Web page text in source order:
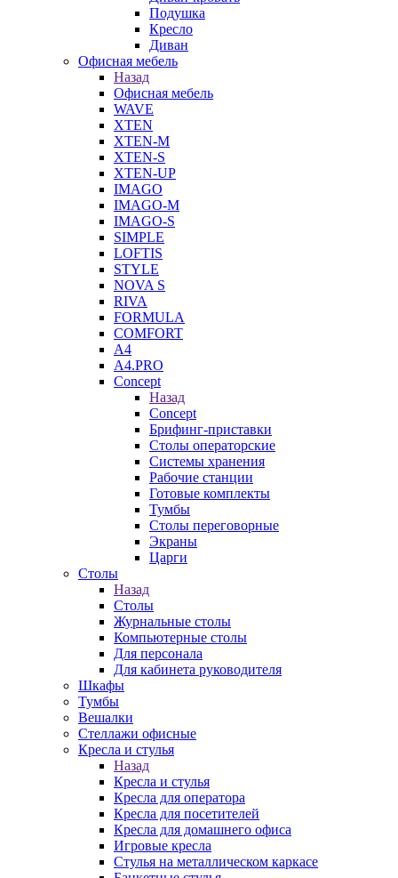
Подушка
Кресло
Диван
Офисная мебель
Назад
Офисная мебель
WAVE
XTEN
XTEN-M
XTEN-S
XTEN-UP
IMAGO
IMAGO-M
IMAGO-S
SIMPLE
LOFTIS
STYLE
NOVA S
RIVA
FORMULA
COMFORT
A4
A4.PRO
Concept
Назад
Concept
Брифинг-приставки
Столы операторские
Системы хранения
Рабочие станции
Готовые комплекты
Тумбы
Столы переговорные
Экраны
Царги
Столы
Назад
Столы
Журнальные столы
Компьютерные столы
Для персонала
Для кабинета руководителя
Шкафы
Тумбы
Вешалки
Стеллажи офисные
Кресла и стулья
Назад
Кресла и стулья
Кресла для оператора
Кресла для посетителей
Кресла для домашнего офиса
Игровые кресла
Стулья на металлическом каркасе